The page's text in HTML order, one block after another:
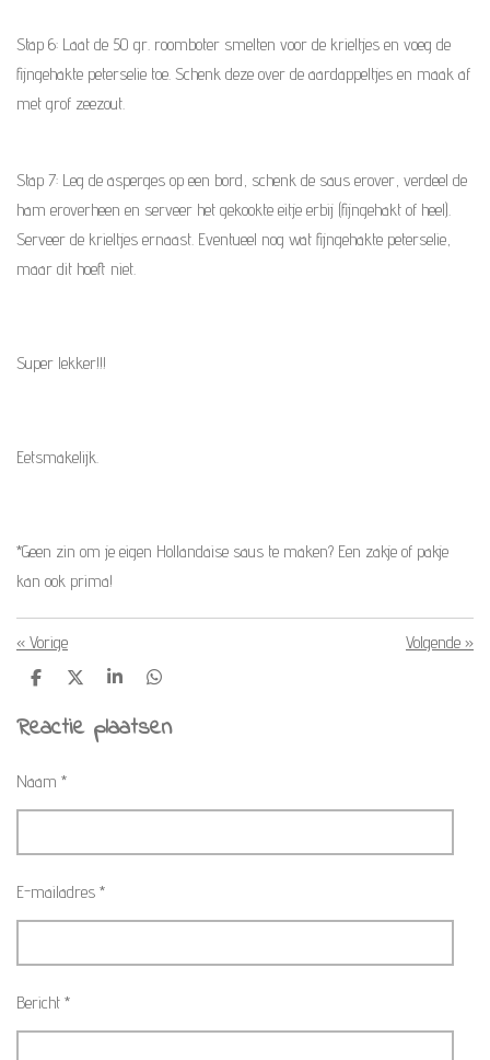
Stap 6: Laat de 50 gr. roomboter smelten voor de krieltjes en voeg de
fijngehakte peterselie toe. Schenk deze over de aardappeltjes en maak af
met grof zeezout.
Stap 7: Leg de asperges op een bord, schenk de saus erover, verdeel de
ham eroverheen en serveer het gekookte eitje erbij (fijngehakt of heel).
Serveer de krieltjes ernaast. Eventueel nog wat fijngehakte peterselie,
maar dit hoeft niet.
Super lekker!!!
Eetsmakelijk.
*Geen zin om je eigen Hollandaise saus te maken? Een zakje of pakje
kan ook prima!
« Vorige Volgende »
D
l
e
D
e
l
S
a
r
D
l
e
Reactie plaatsen
Naam *
E-mailadres *
Bericht *